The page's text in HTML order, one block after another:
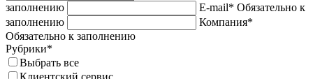
заполнению
E-mail* Обязательно к
заполнению
Компания*
Обязательно к заполнению
Рубрики*
Выбрать все
Клиентский сервис